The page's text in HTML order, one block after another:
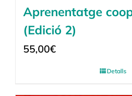
Aprenentatge
(Edició 2)
55,00€
Detalls